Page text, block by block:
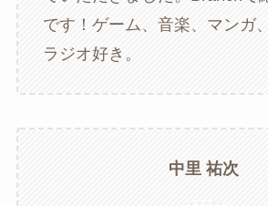
です！ゲーム、音楽、マンガ
ラジオ好き。
中里 祐次